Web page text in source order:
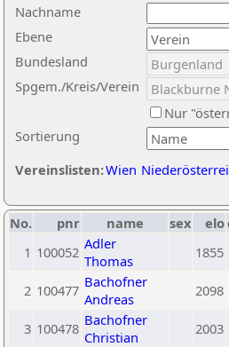
Nachname
Ebene
Sortierung
Bundesland
Spgem./Kreis/Verein
Nur
Vereinslisten:Wien
No. pnr name sex elo
1 100052 Adler
Thomas
1855
2 100477 Bachofner
Andreas
2098
3 100478 Bachofner
Christian
2003